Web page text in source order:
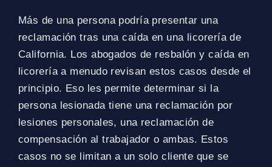
Más de una persona podría presentar una
reclamación tras una caída en una licorería de
California. Los abogados de resbalón y caída en
licorería a menudo revisan estos casos desde el
principio. Eso les permite determinar si la
persona lesionada tiene una reclamación por
lesiones personales, una reclamación de
compensación al trabajador o ambas. Estos
casos no se limitan a un solo cliente que se